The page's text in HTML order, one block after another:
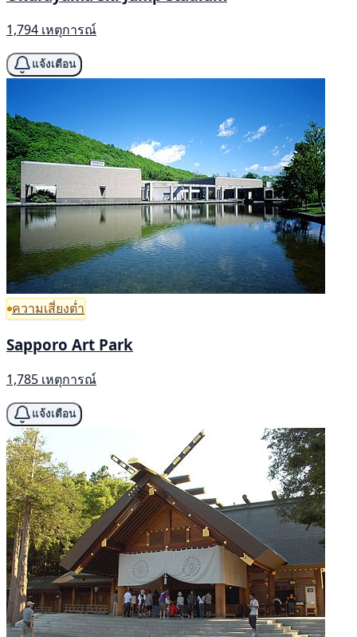
1,794 เหตุการณ์
แจ้งเตือน
ความเสี่ยงต่ำ
Sapporo Art Park
1,785 เหตุการณ์
แจ้งเตือน